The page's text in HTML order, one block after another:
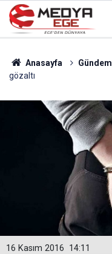
Anasayfa Gündem
gözaltı
14:11
16 Kasım 2016